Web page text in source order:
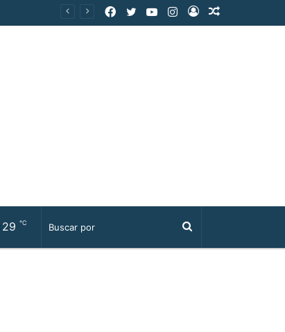
Publicación
Acceso
Instagram
YouTube
Twitter
Facebook
Buscar
29 ℃